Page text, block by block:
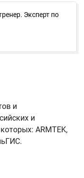
Эксперт по
и
и
ARMTEK,